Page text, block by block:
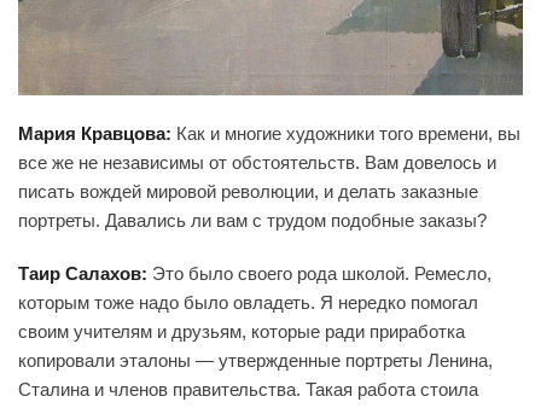
Мария Кравцова: Как и многие художники того времени, вы
все же не независимы от обстоятельств. Вам довелось и
писать вождей мировой революции, и делать заказные
портреты. Давались ли вам с трудом подобные заказы?
Таир Салахов: Это было своего рода школой. Ремесло,
которым тоже надо было овладеть. Я нередко помогал
своим учителям и друзьям, которые ради приработка
копировали эталоны — утвержденные портреты Ленина,
Сталина и членов правительства. Такая работа стоила